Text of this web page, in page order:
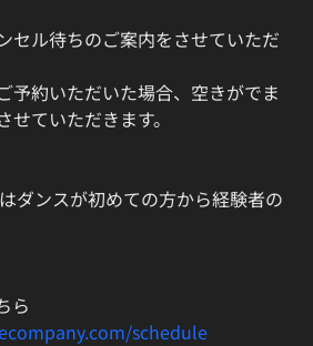
セル待ちのご案内をさせていただ
約いただいた場合、空きがでま
ていただきます。
ダンスが初めての方から経験者の
ら
schedule